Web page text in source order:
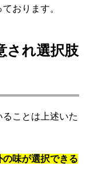
おります。
され選択肢
ことは上述いた
の味が選択できる